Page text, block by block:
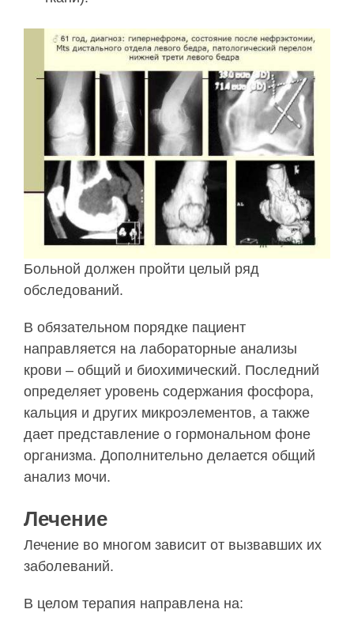
Больной должен пройти целый ряд
обследований.
В обязательном порядке пациент
направляется на лабораторные анализы
крови – общий и биохимический. Последний
определяет уровень содержания фосфора,
кальция и других микроэлементов, а также
дает представление о гормональном фоне
организма. Дополнительно делается общий
анализ мочи.
Лечение
Лечение во многом зависит от вызвавших их
заболеваний.
В целом терапия направлена на: